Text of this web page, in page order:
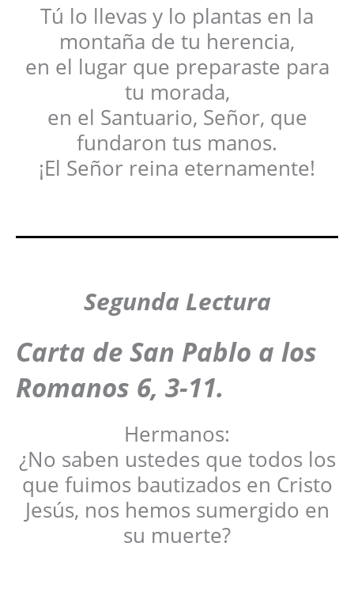
Tú lo llevas y lo plantas en la
montaña de tu herencia,
en el lugar que preparaste para
tu morada,
en el Santuario, Señor, que
fundaron tus manos.
¡El Señor reina eternamente!
Segunda Lectura
Carta de San Pablo a los
Romanos 6, 3-11.
Hermanos:
¿No saben ustedes que todos los
que fuimos bautizados en Cristo
Jesús, nos hemos sumergido en
su muerte?